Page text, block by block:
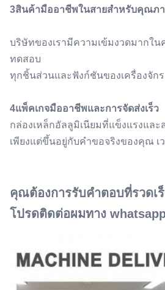
3สินค้ามืออาชีพในสายสําหรับคุณภ
บริษัทของเรามีความเข้มงวดมากใน
ทดสอบ
ทุกชิ้นส่วนและฟังก์ชันของเครื่องจัก
4แพ็คเกจมืออาชีพและการจัดส่งเร็ว
กล่องเหล็กอัลลูมิเนียมที่แข็งแรงแล
เพียงแต่ขึ้นอยู่กับคําขอจริงของคุณ เ
คุณต้องการรับคําตอบที่รวดเ
โปรดติดต่อผมทาง